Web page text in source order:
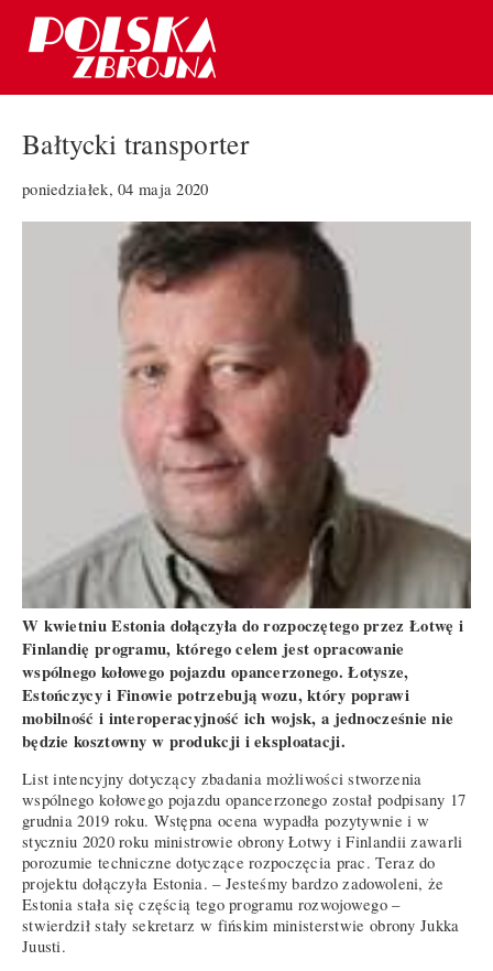
Bałtycki transporter
poniedziałek, 04 maja 2020
W kwietniu Estonia dołączyła do rozpoczętego przez Łotwę i
Finlandię programu, którego celem jest opracowanie
wspólnego kołowego pojazdu opancerzonego. Łotysze,
Estończycy i Finowie potrzebują wozu, który poprawi
mobilność i interoperacyjność ich wojsk, a jednocześnie nie
będzie kosztowny w produkcji i eksploatacji.
List intencyjny dotyczący zbadania możliwości stworzenia
wspólnego kołowego pojazdu opancerzonego został podpisany 17
grudnia 2019 roku. Wstępna ocena wypadła pozytywnie i w
styczniu 2020 roku ministrowie obrony Łotwy i Finlandii zawarli
porozumie techniczne dotyczące rozpoczęcia prac. Teraz do
projektu dołączyła Estonia. – Jesteśmy bardzo zadowoleni, że
Estonia stała się częścią tego programu rozwojowego –
stwierdził stały sekretarz w fińskim ministerstwie obrony Jukka
Juusti.